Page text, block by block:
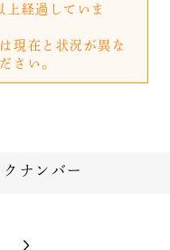
上経過していま
現在と状況が異な
さい。
ナンバー